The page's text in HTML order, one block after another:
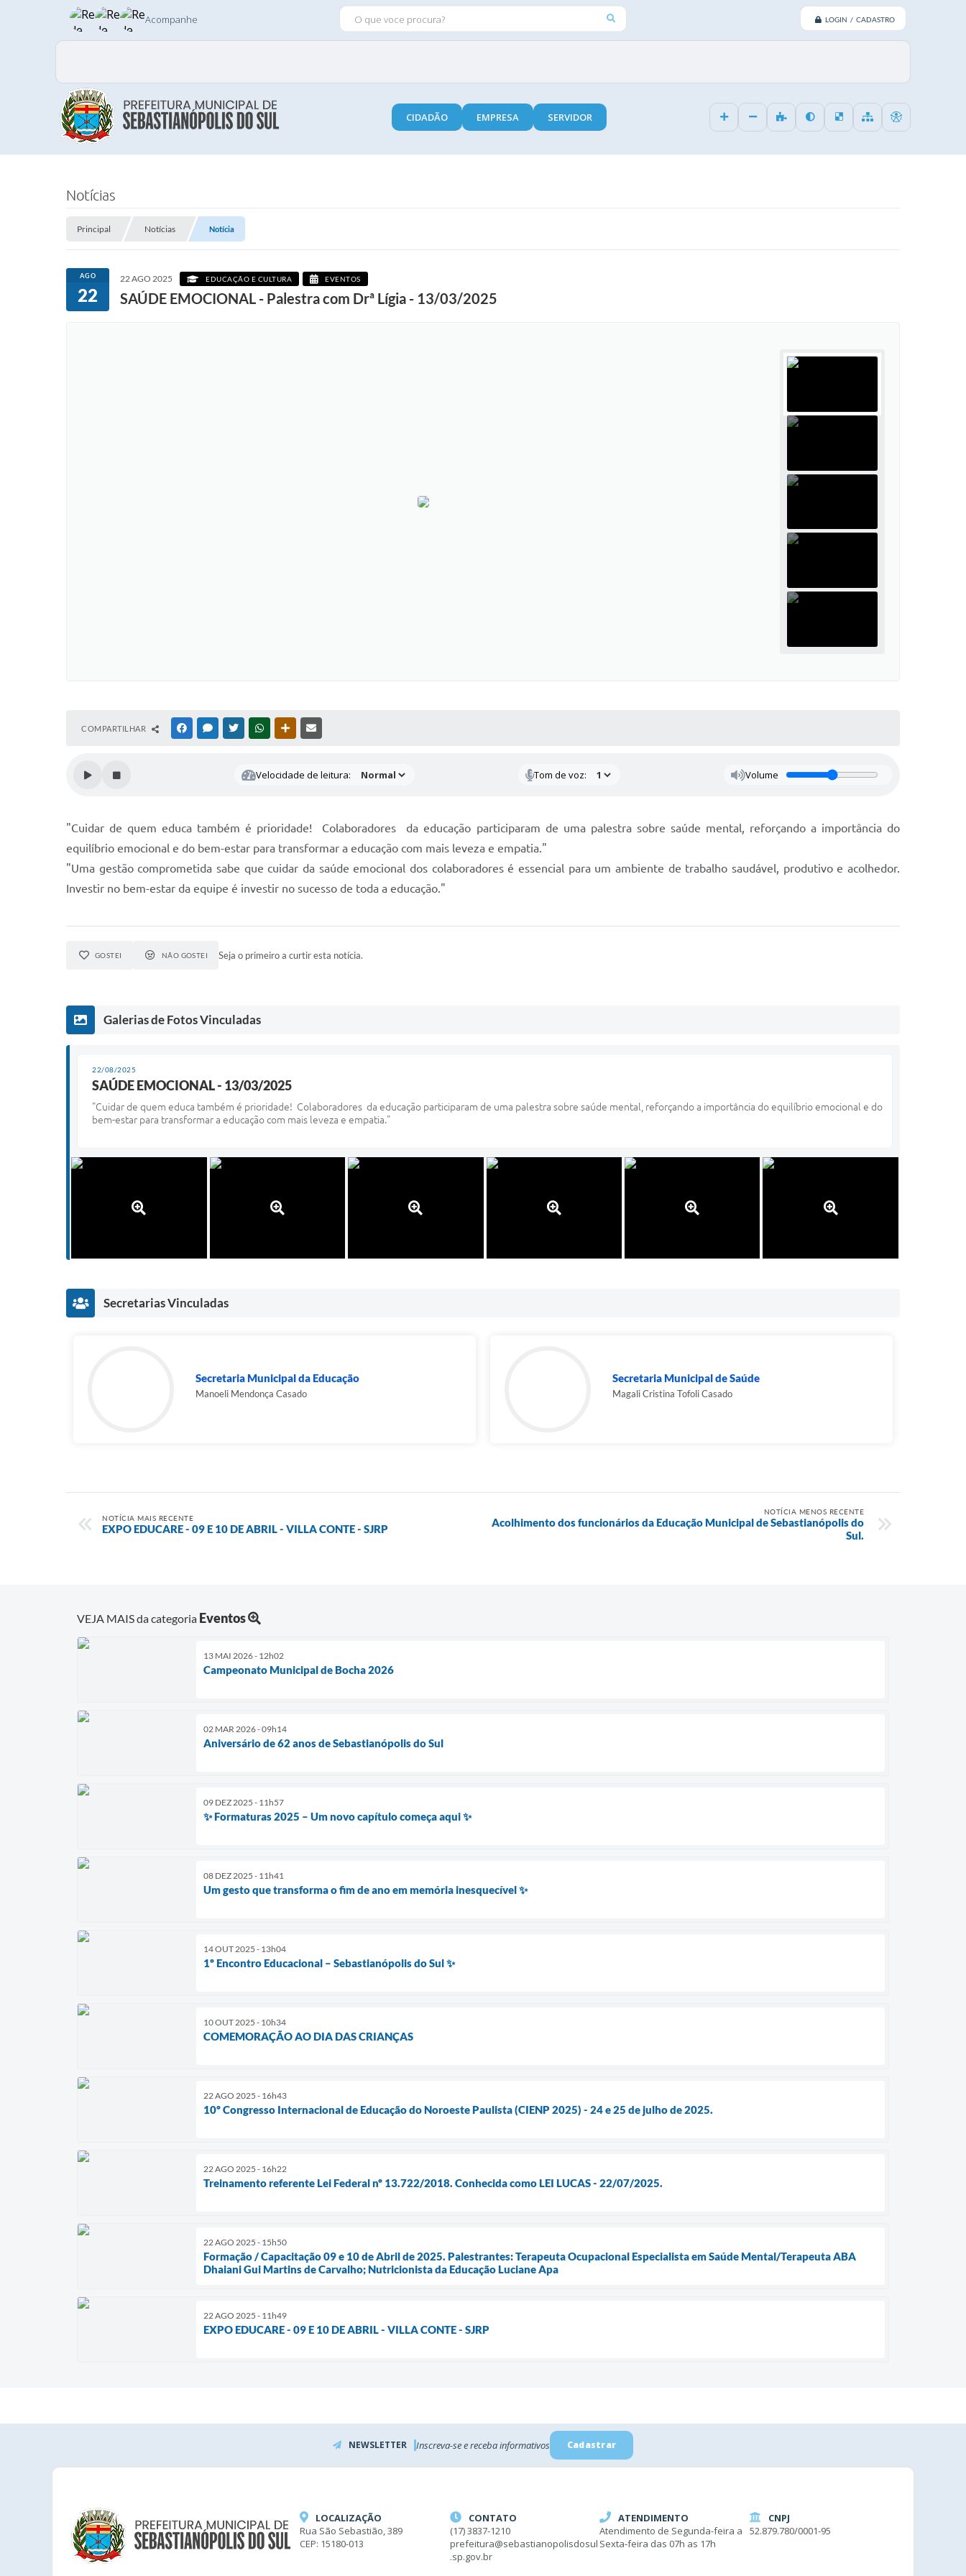
LOGIN / CADASTRO
O QUE VOCE PROCURA?
Acompanhe
CIDADÃO EMPRESA SERVIDOR
Notícias
Principal Notícias Notícia
AGO
22
22 AGO 2025 EDUCAÇÃO E CULTURA EVENTOS
SAÚDE EMOCIONAL - Palestra com Drª Lígia - 13/03/2025
COMPARTILHAR FACEBOOKMESSENGER
TWITTERWHATSAPPOUTRAS MÍDIAS
Velocidade de leitura: Tom de voz: Volume
"Cuidar de quem educa também é prioridade! Colaboradores da educação participaram de uma palestra sobre saúde mental, reforçando a importância do
equilíbrio emocional e do bem-estar para transformar a educação com mais leveza e empatia."
"Uma gestão comprometida sabe que cuidar da saúde emocional dos colaboradores é essencial para um ambiente de trabalho saudável, produtivo e acolhedor.
Investir no bem-estar da equipe é investir no sucesso de toda a educação."
GOSTEI NÃO GOSTEI Seja o primeiro a curtir esta notícia.
Galerias de Fotos Vinculadas
22/08/2025
SAÚDE EMOCIONAL - 13/03/2025
"Cuidar de quem educa também é prioridade! Colaboradores da educação participaram de uma palestra sobre saúde mental, reforçando a importância do equilíbrio emocional e do
bem-estar para transformar a educação com mais leveza e empatia."
Secretarias Vinculadas
Secretaria Municipal da Educação
Manoeli Mendonça Casado
Secretaria Municipal de Saúde
Magali Cristina Tofoli Casado
NOTÍCIA MAIS RECENTE
EXPO EDUCARE - 09 E 10 DE ABRIL - VILLA CONTE - SJRP
NOTÍCIA MENOS RECENTE
Acolhimento dos funcionários da Educação Municipal de Sebastianópolis do
Sul.
VEJA MAIS da categoria Eventos
13 MAI 2026 - 12h02
Campeonato Municipal de Bocha 2026
02 MAR 2026 - 09h14
Aniversário de 62 anos de Sebastianópolis do Sul
09 DEZ 2025 - 11h57
✨ Formaturas 2025 – Um novo capítulo começa aqui ✨
08 DEZ 2025 - 11h41
Um gesto que transforma o fim de ano em memória inesquecível ✨
14 OUT 2025 - 13h04
1º Encontro Educacional – Sebastianópolis do Sul ✨
10 OUT 2025 - 10h34
COMEMORAÇÃO AO DIA DAS CRIANÇAS
22 AGO 2025 - 16h43
10º Congresso Internacional de Educação do Noroeste Paulista (CIENP 2025) - 24 e 25 de julho de 2025.
22 AGO 2025 - 16h22
Treinamento referente Lei Federal nº 13.722/2018. Conhecida como LEI LUCAS - 22/07/2025.
22 AGO 2025 - 15h50
Formação / Capacitação 09 e 10 de Abril de 2025. Palestrantes: Terapeuta Ocupacional Especialista em Saúde Mental/Terapeuta ABA
Dhaiani Gui Martins de Carvalho; Nutricionista da Educação Luciane Apa
22 AGO 2025 - 11h49
EXPO EDUCARE - 09 E 10 DE ABRIL - VILLA CONTE - SJRP
NEWSLETTER Inscreva-se e receba informativos Cadastrar
LOCALIZAÇÃO
Rua São Sebastião, 389
CEP: 15180-013
CONTATO
(17) 3837-1210
prefeitura@sebastianopolisdosul
.sp.gov.br
ATENDIMENTO
Atendimento de Segunda-feira a
Sexta-feira das 07h as 17h
CNPJ
52.879.780/0001-95